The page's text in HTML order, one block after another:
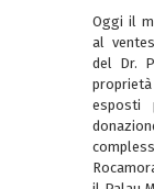
Oggi il
al
del Dr.
esposti